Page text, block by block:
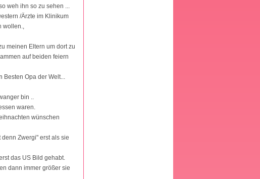
weh ihn so zu sehen ...
/Ärzte im Klinikum
meinen Eltern um dort zu
auf beiden feiern
Opa der Welt...
bin ..
waren.
wünschen
Zwergi" erst als sie
das US Bild gehabt.
dann immer größer sie